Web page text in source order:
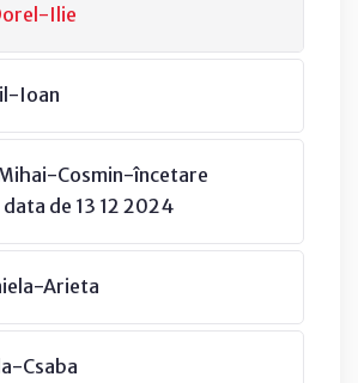
Ilie
Ioan
Mihai-Cosmin-încetare
de 13 12 2024
Arieta
Csaba